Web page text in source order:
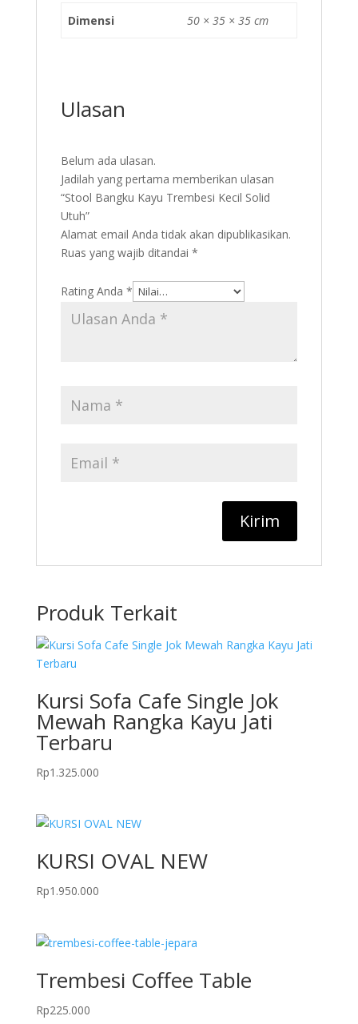
Dimensi 50 × 35 × 35 cm
Ulasan
Belum ada ulasan.
Jadilah yang pertama memberikan ulasan
“Stool Bangku Kayu Trembesi Kecil Solid
Utuh”
Alamat email Anda tidak akan dipublikasikan.
Ruas yang wajib ditandai *
Rating Anda *
Produk Terkait
Kursi Sofa Cafe Single Jok
Mewah Rangka Kayu Jati
Terbaru
Rp1.325.000
KURSI OVAL NEW
Rp1.950.000
Trembesi Coffee Table
Rp225.000